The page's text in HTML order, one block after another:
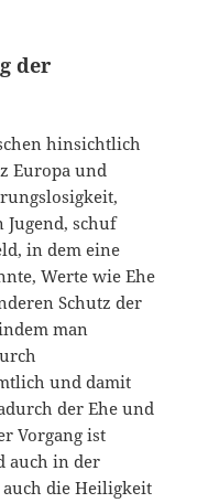
der
hinsichtlich
Europa und
Jugend, schuf
in dem eine
Werte wie Ehe
Schutz der
man
und damit
der Ehe und
Vorgang ist
auch in der
die Heiligkeit